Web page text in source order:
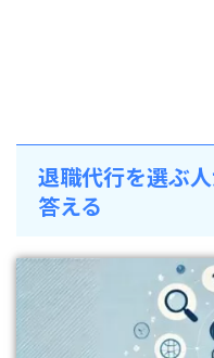
退職代行を選ぶ
答える